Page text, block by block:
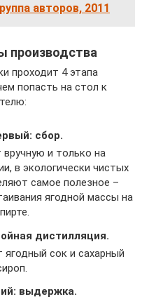
авторов, 2011
производства
проходит 4 этапа
попасть на стол к
сбор.
и только на
в экологически чистых
самое полезное –
ягодной массы на
дистилляция.
сок и сахарный
выдержка.